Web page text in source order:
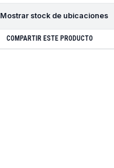
Mostrar stock de ubicaciones
COMPARTIR ESTE PRODUCTO